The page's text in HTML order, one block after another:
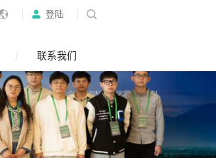
登陆
联系我们